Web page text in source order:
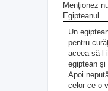
Menționez
Egipteanul
Un
pentru
aceea să-l
egiptean
Apoi
celor ce o